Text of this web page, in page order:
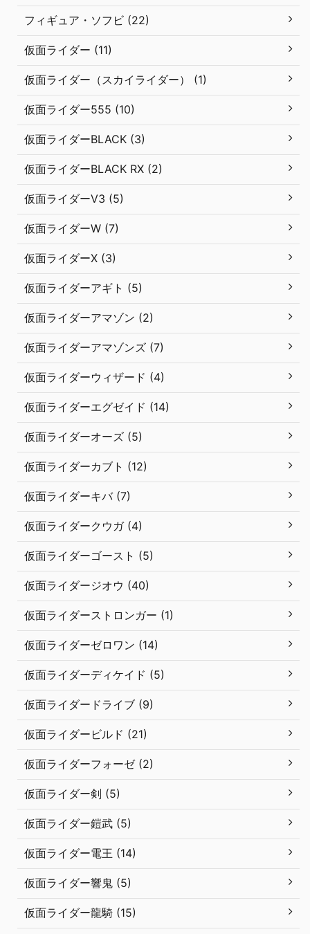
フィギュア・ソフビ (22)
仮面ライダー (11)
仮面ライダー（スカイライダー） (1)
仮面ライダー555 (10)
仮面ライダーBLACK (3)
仮面ライダーBLACK RX (2)
仮面ライダーV3 (5)
仮面ライダーW (7)
仮面ライダーX (3)
仮面ライダーアギト (5)
仮面ライダーアマゾン (2)
仮面ライダーアマゾンズ (7)
仮面ライダーウィザード (4)
仮面ライダーエグゼイド (14)
仮面ライダーオーズ (5)
仮面ライダーカブト (12)
仮面ライダーキバ (7)
仮面ライダークウガ (4)
仮面ライダーゴースト (5)
仮面ライダージオウ (40)
仮面ライダーストロンガー (1)
仮面ライダーゼロワン (14)
仮面ライダーディケイド (5)
仮面ライダードライブ (9)
仮面ライダービルド (21)
仮面ライダーフォーゼ (2)
仮面ライダー剣 (5)
仮面ライダー鎧武 (5)
仮面ライダー電王 (14)
仮面ライダー響鬼 (5)
仮面ライダー龍騎 (15)